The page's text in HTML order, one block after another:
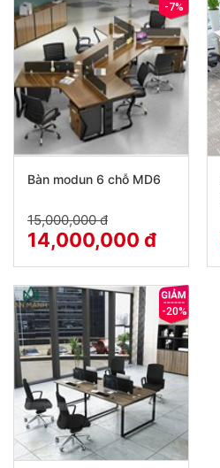
Bàn modun 6 chỗ MD6
15,000,000 đ
14,000,000 đ
-7%
-20%